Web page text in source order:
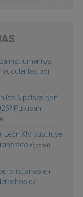
instrumentos
por
los 6 países con
Publican
León XIV sustituye
agosto 8,
cristianos en
de